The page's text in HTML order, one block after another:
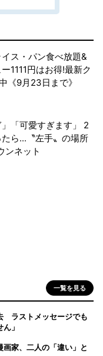
イス・パン食べ放題&
1111円はお得!最新ク
《9月23日まで》
」「可愛すぎます」 2
ら...〝左手〟の場所
ンネット
一覧を見る
ラストメッセージでも
」
家、二人の「違い」と